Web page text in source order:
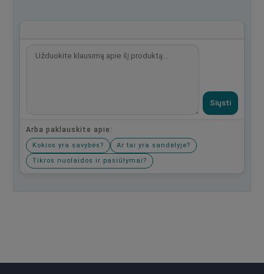
Siųsti
Arba paklauskite apie:
Kokios yra savybės?
Ar tai yra sandėlyje?
Tikros nuolaidos ir pasiūlymai?